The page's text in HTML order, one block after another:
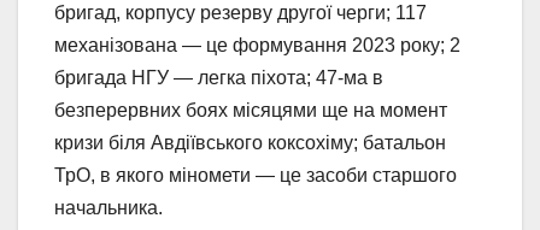
бригад, корпусу резерву другої черги; 117
механізована — це формування 2023 року; 2
бригада НГУ — легка піхота; 47-ма в
безперервних боях місяцями ще на момент
кризи біля Авдіївського коксохіму; батальон
ТрО, в якого міномети — це засоби старшого
начальника.